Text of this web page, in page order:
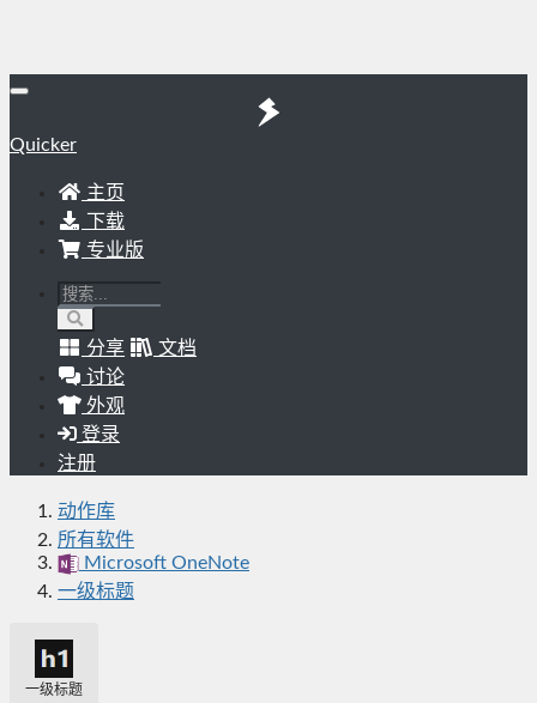
Quicker
主页
下载
专业版
分享
文档
讨论
外观
登录
注册
动作库
所有软件
Microsoft OneNote
一级标题
一级标题